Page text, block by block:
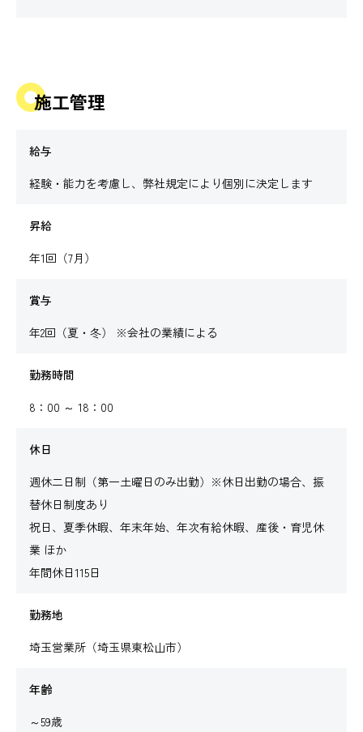
施工管理
給与
経験・能力を考慮し、弊社規定により個別に決定します
昇給
年1回（7月）
賞与
年2回（夏・冬） ※会社の業績による
勤務時間
8：00 ～ 18：00
休日
週休二日制（第一土曜日のみ出勤）※休日出勤の場合、振
替休日制度あり
祝日、夏季休暇、年末年始、年次有給休暇、産後・育児休
業 ほか
年間休日115日
勤務地
埼玉営業所（埼玉県東松山市）
年齢
～59歳